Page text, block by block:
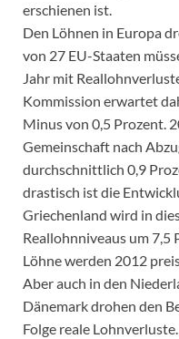
erschienen ist.
Den Löhnen in Europa
von 27 EU-Staaten
Jahr mit
Kommission erwartet
Minus von 0,5 Prozent.
Gemeinschaft nach
durchschnittlich 0,9
drastisch ist die
Griechenland wird in
Reallohnniveaus um
Löhne werden 2012
Aber auch in den
Dänemark drohen den
Folge reale Lohnverluste.